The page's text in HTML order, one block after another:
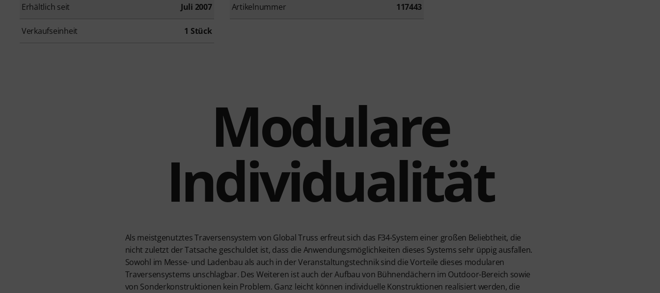
Erhältlich seit Juli 2007 Artikelnummer 117443
Verkaufseinheit 1 Stück
Modulare
Individualität
Als meistgenutztes Traversensystem von Global Truss erfreut sich das F34-System einer großen Beliebtheit, die
nicht zuletzt der Tatsache geschuldet ist, dass die Anwendungsmöglichkeiten dieses Systems sehr üppig ausfallen.
Sowohl im Messe- und Ladenbau als auch in der Veranstaltungstechnik sind die Vorteile dieses modularen
Traversensystems unschlagbar. Des Weiteren ist auch der Aufbau von Bühnendächern im Outdoor-Bereich sowie
von Sonderkonstruktionen kein Problem. Ganz leicht können individuelle Konstruktionen realisiert werden, die